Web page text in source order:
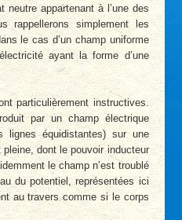
neutre appartenant à l’une des
rappellerons simplement les
le cas d’un champ uniforme
ayant la forme d’une
particulièrement instructives.
par un champ électrique
lignes équidistantes) sur une
dont le pouvoir inducteur
le champ n’est troublé
du potentiel, représentées ici
au travers comme si le corps